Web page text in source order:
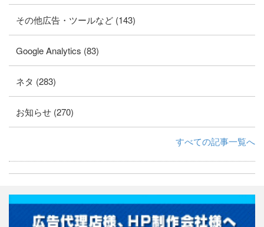
その他広告・ツールなど (143)
Google Analytics (83)
ネタ (283)
お知らせ (270)
すべての記事一覧へ